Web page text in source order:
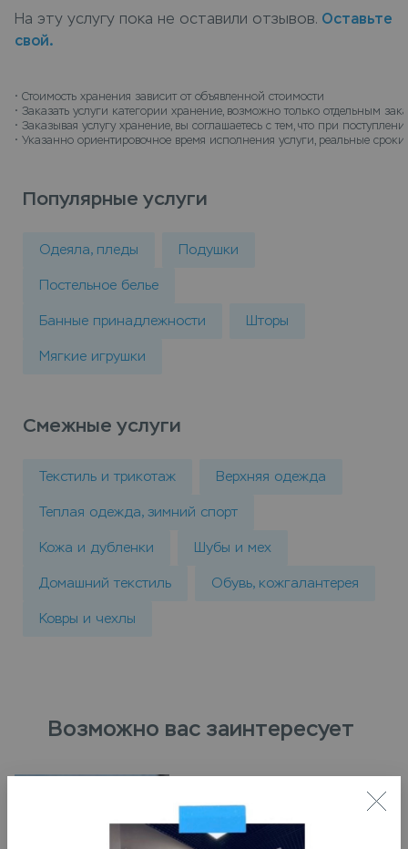
на дом, курьер заберет вещи, а по окончанию
срока хранения доставит их обратно.
На эту услугу пока не оставили отзывов. Оставьте
свой.
• Стоимость хранения зависит от объявленной стоимости
• Заказать услуги категории хранение, возможно только отдельным
• Заказывая услугу хранение, вы соглашаетесь с тем, что при
• Указанно ориентировочное время исполнения услуги, реальные сроки
Популярные услуги
Одеяла, пледы Подушки
Постельное белье
Банные принадлежности Шторы
Мягкие игрушки
Смежные услуги
Текстиль и трикотаж Верхняя одежда
Теплая одежда, зимний спорт
Кожа и дубленки Шубы и мех
Домашний текстиль Обувь, кожгалантерея
Ковры и чехлы
Возможно вас заинтересует